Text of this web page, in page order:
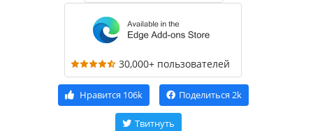
30,000+ пользователей
Нравится 106k Поделиться 2k
Твитнуть